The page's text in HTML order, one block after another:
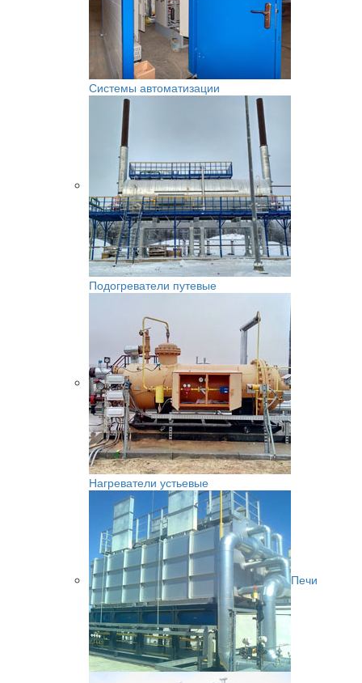
Системы автоматизации
Подогреватели путевые
Нагреватели устьевые
Печи